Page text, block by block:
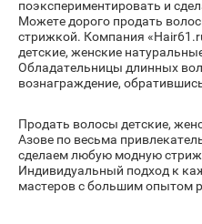
поэкспериментировать и
Можете дорого продать
стрижкой. Компания
детские, женские
Обладательницы длинных
вознаграждение,
Продать волосы детские,
Азове по весьма
сделаем любую модную
Индивидуальный подход к
мастеров с большим опытом